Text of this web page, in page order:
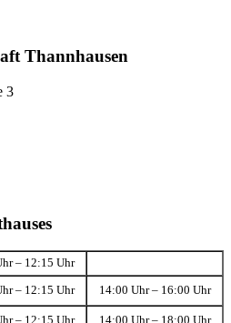
Thannhausen
3
– 12:15 Uhr
– 12:15 Uhr 14:00 Uhr – 16:00 Uhr